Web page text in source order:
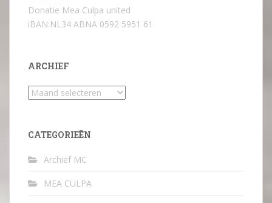
Donatie Mea Culpa united
iBAN:NL34 ABNA 0592 5951 61
ARCHIEF
Archief
CATEGORIEËN
Archief MC
MEA CULPA